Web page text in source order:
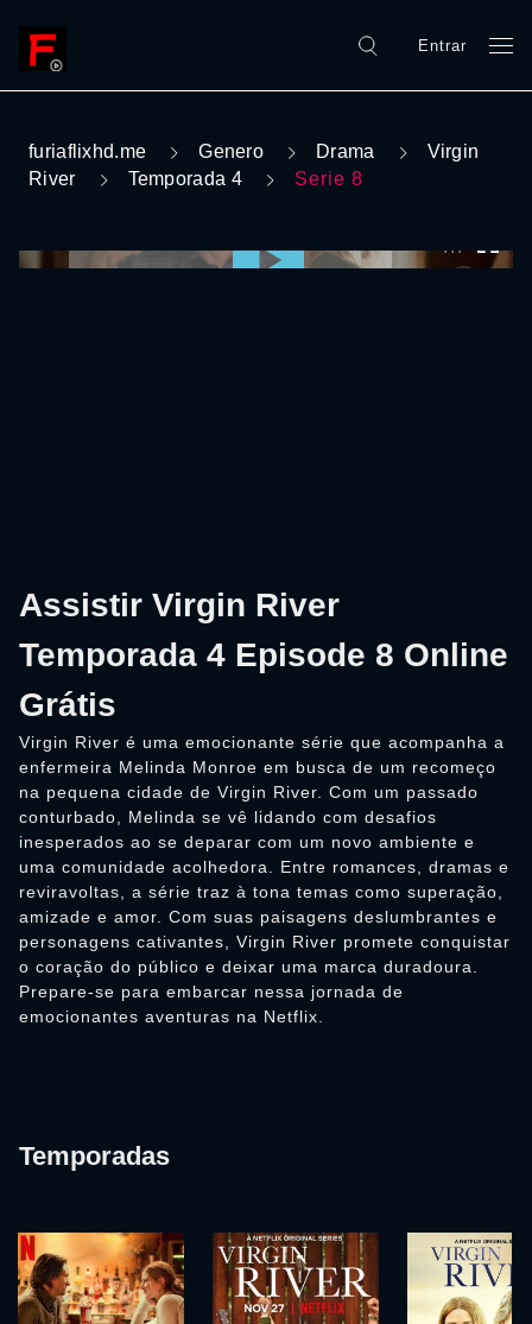
Entrar
furiaflixhd.me Genero Drama
Virgin
River
Temporada 4 Serie 8
Assistir Virgin River
Temporada 4 Episode 8 Online
Grátis
Virgin River é uma emocionante série que acompanha a
enfermeira Melinda Monroe em busca de um recomeço
na pequena cidade de Virgin River. Com um passado
conturbado, Melinda se vê lidando com desafios
inesperados ao se deparar com um novo ambiente e
uma comunidade acolhedora. Entre romances, dramas e
reviravoltas, a série traz à tona temas como superação,
amizade e amor. Com suas paisagens deslumbrantes e
personagens cativantes, Virgin River promete conquistar
o coração do público e deixar uma marca duradoura.
Prepare-se para embarcar nessa jornada de
emocionantes aventuras na Netflix.
Temporadas